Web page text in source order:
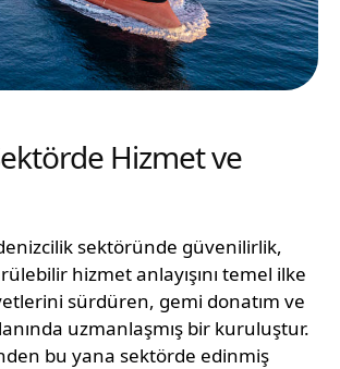
Hizmet ve
sektöründe güvenilirlik,
hizmet anlayışını temel ilke
sürdüren, gemi donatım ve
uzmanlaşmış bir kuruluştur.
bu yana sektörde edinmiş